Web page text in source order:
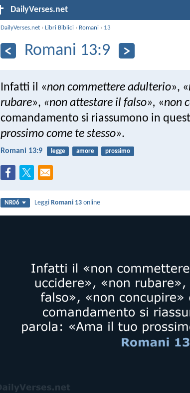
DailyVerses.net
DailyVerses.net ›Libri Biblici › Romani › 13
Romani 13:9
Infatti il «non commettere adulterio», «
rubare», «non attestare il falso», «non
comandamento si riassumono in
prossimo come te stesso».
Romani 13:9 legge amore prossimo
NR06 LeggiRomani 13 online